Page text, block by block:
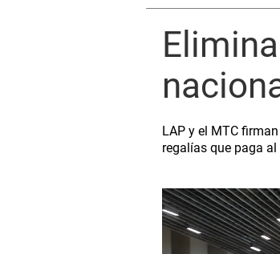
LAP y el MTC
regalías que paga